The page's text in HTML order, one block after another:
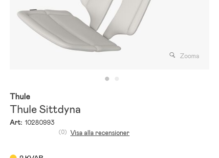
Zooma
Thule
Thule Sittdyna
Art: 10280993
(0) Visa alla recensioner